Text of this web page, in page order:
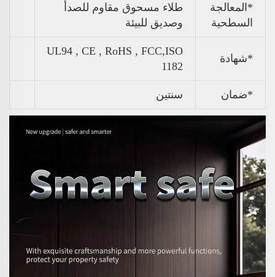
*المعالجة
السطحية
طلاء مسحوق مقاوم للصدأ
وصديق للبيئة
*شهادة
UL94 , CE , RoHS , FCC,ISO
1182
*ضمان سنتين